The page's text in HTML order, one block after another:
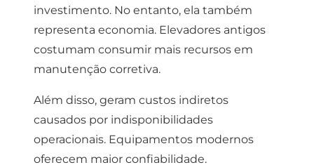
investimento. No entanto, ela também
representa economia. Elevadores antigos
costumam consumir mais recursos em
manutenção corretiva.
Além disso, geram custos indiretos
causados por indisponibilidades
operacionais. Equipamentos modernos
oferecem maior confiabilidade.